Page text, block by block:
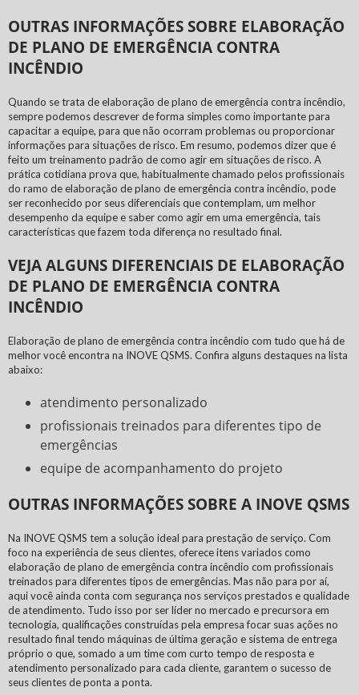
OUTRAS INFORMAÇÕES SOBRE ELABORAÇÃO
DE PLANO DE EMERGÊNCIA CONTRA
INCÊNDIO
Quando se trata deelaboração de plano de emergência contra incêndio,
sempre podemos descrever de forma simples como importante para
capacitar a equipe, para que não ocorram problemas ou proporcionar
informações para situações de risco. Em resumo, podemos dizer que é
feito um treinamento padrão de como agir em situações de risco. A
prática cotidiana prova que, habitualmente chamado pelos profissionais
do ramo deelaboração de plano de emergência contra incêndio, pode
ser reconhecido por seus diferenciais que contemplam, um melhor
desempenho da equipe e saber como agir em uma emergência, tais
características que fazem toda diferença no resultado final.
VEJA ALGUNS DIFERENCIAIS DE ELABORAÇÃO
DE PLANO DE EMERGÊNCIA CONTRA
INCÊNDIO
Elaboração de plano de emergência contra incêndio com tudo que há de
melhor você encontra na INOVE QSMS. Confira alguns destaques na lista
abaixo:
atendimento personalizado
profissionais treinados para diferentes tipo de
emergências
equipe de acompanhamento do projeto
OUTRAS INFORMAÇÕES SOBRE A INOVE QSMS
Na INOVE QSMS tem a solução ideal para prestação de serviço. Com
foco na experiência de seus clientes, oferece itens variados como
elaboração de plano de emergência contra incêndio com profissionais
treinados para diferentes tipos de emergências. Mas não para por aí,
aqui você ainda conta com segurança nos serviços prestados e qualidade
de atendimento. Tudo isso por ser líder no mercado e precursora em
tecnologia, qualificações construídas pela empresa focar suas ações no
resultado final tendo máquinas de última geração e sistema de entrega
próprio o que, somado a um time com curto tempo de resposta e
atendimento personalizado para cada cliente, garantem o sucesso de
seus clientes de ponta a ponta.